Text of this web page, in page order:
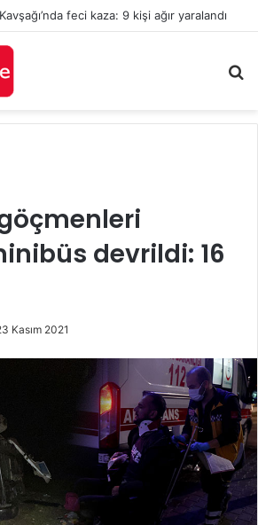
feci kaza: 9 kişi ağır yaralandı
...
devrildi: 16
Kasım 2021